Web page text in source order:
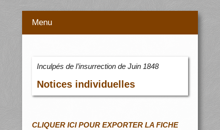
Menu
Inculpés de l’insurrection de Juin 1848
Notices individuelles
CLIQUER ICI POUR EXPORTER LA FICHE